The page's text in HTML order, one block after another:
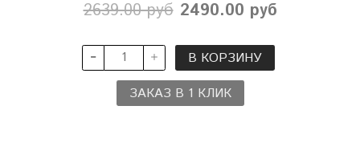
2639.00 руб 2490.00 руб
В КОРЗИНУ
ЗАКАЗ В 1 КЛИК